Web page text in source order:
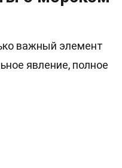
важный элемент
явление, полное